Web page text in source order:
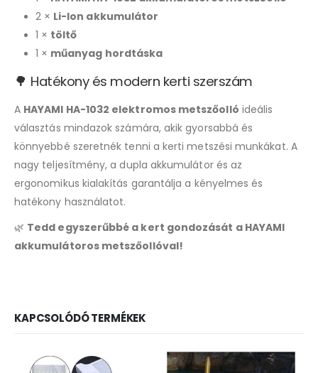
2 × Li-Ion akkumulátor
1 × töltő
1 × műanyag hordtáska
🌳 Hatékony és modern kerti szerszám
A HAYAMI HA-1032 elektromos metszőolló ideális
választás mindazok számára, akik gyorsabbá és
könnyebbé szeretnék tenni a kerti metszési munkákat. A
nagy teljesítmény, a dupla akkumulátor és az
ergonomikus kialakítás garantálja a kényelmes és
hatékony használatot.
🌿 Tedd egyszerűbbé a kert gondozását a HAYAMI
akkumulátoros metszőollóval!
KAPCSOLÓDÓ TERMÉKEK